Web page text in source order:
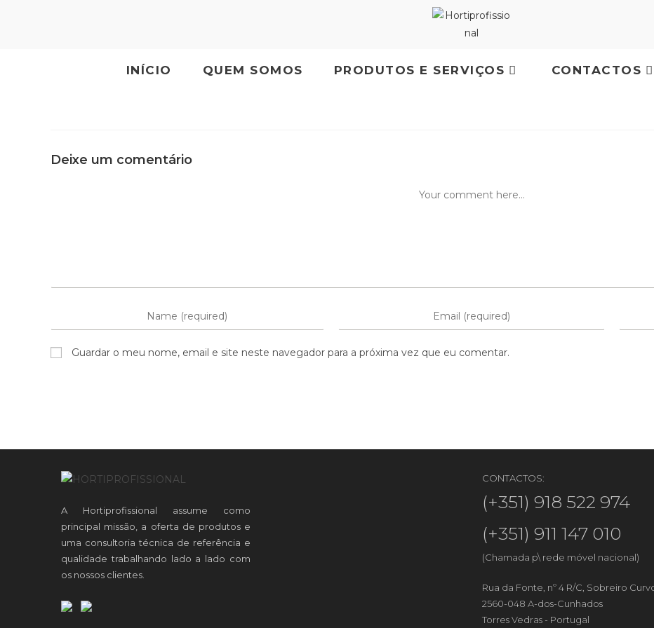
INÍCIO QUEM SOMOS PRODUTOS E SERVIÇOS CONTACTOS
Deixe um comentário
Guardar o meu nome, email e site neste navegador para a próxima vez que eu comentar.
A Hortiprofissional assume como
principal missão, a oferta de produtos e
uma consultoria técnica de referência e
qualidade trabalhando lado a lado com
os nossos clientes.
CONTACTOS:
(+351) 918 522 974
(+351) 911 147 010
(Chamada p\ rede móvel nacional)
Rua da Fonte, nº 4 R/C, Sobreiro
2560-048 A-dos-Cunhados
Torres Vedras - Portugal